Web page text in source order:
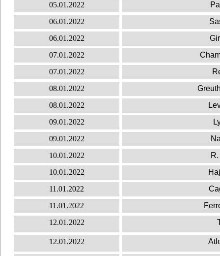
05.01.2022
06.01.2022
06.01.2022
07.01.2022
07.01.2022
08.01.2022
08.01.2022
09.01.2022
09.01.2022
10.01.2022
10.01.2022
11.01.2022
11.01.2022
12.01.2022
12.01.2022